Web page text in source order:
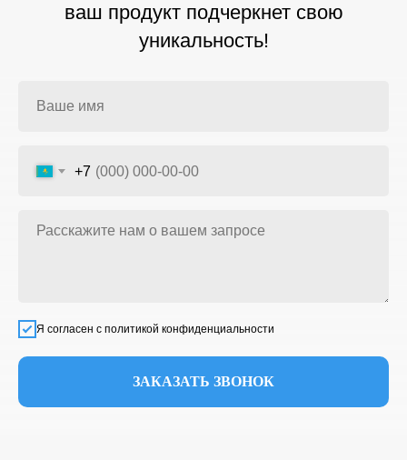
ваш продукт подчеркнет свою
уникальность!
+7
Я согласен с политикой конфиденциальности
ЗАКАЗАТЬ ЗВОНОК